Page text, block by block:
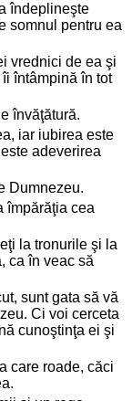
îndeplineşte
somnul pentru ea
vrednici de ea şi
întâmpină în tot
învăţătură.
iar iubirea este
adeverirea
Dumnezeu.
împărăţia cea
la tronurile şi la
ca în veac să
sunt gata să vă
Ci voi cerceta
cunoştinţa ei şi
care roade, căci